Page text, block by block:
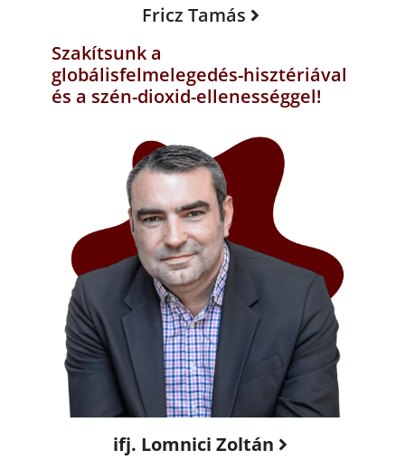
Fricz Tamás
Szakítsunk a
globálisfelmelegedés-hisztériával
és a szén-dioxid-ellenességgel!
ifj. Lomnici Zoltán